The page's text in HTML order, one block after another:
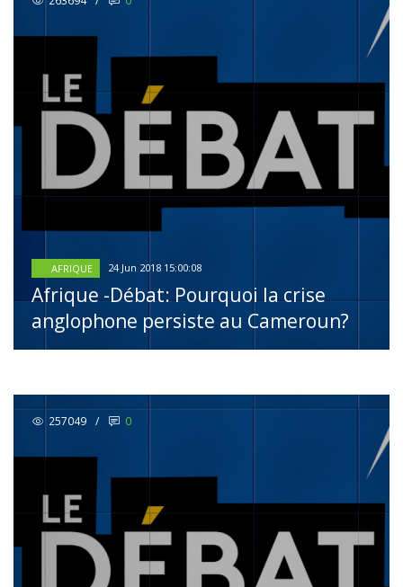
AFRIQUE 24 Jun 2018 15:00:08
Afrique -Débat: Pourquoi la crise
anglophone persiste au Cameroun?
257049 / 0